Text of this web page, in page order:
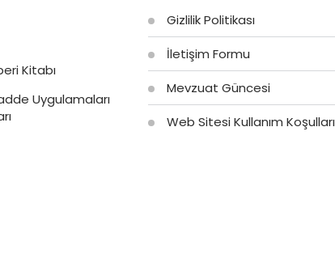
Kitabı
Uygulamaları
Gizlilik Politikası
İletişim Formu
Mevzuat Güncesi
Web Sitesi Kullanım Koşulları